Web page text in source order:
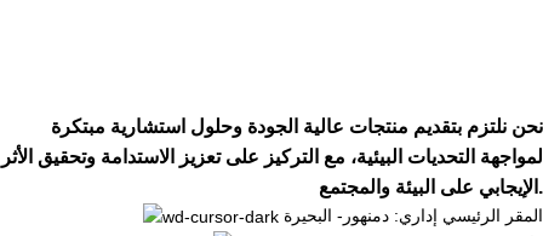
نحن نلتزم بتقديم منتجات عالية الجودة وحلول استشارية مبتكرة
لمواجهة التحديات البيئية، مع التركيز على تعزيز الاستدامة وتحقيق الأثر
الإيجابي على البيئة والمجتمع.
المقر الرئيسي إداري: دمنهور- البحيرة